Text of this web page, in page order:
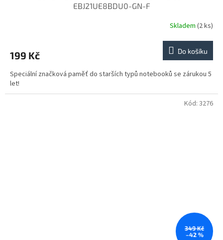
EBJ21UE8BDU0-GN-F
Skladem (2 ks)
199 Kč Do košíku
Speciální značková paměť do starších typů notebooků se zárukou 5
let!
349 Kč
–42 %
Kód: 3276